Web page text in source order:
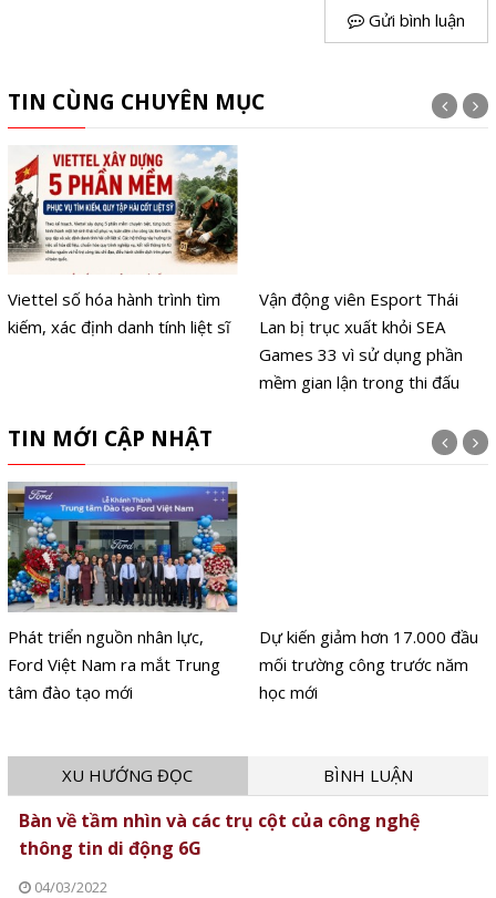
Gửi bình luận
TIN CÙNG CHUYÊN MỤC
Viettel số hóa hành trình tìm
kiếm, xác định danh tính liệt sĩ
Vận động viên Esport Thái
Lan bị trục xuất khỏi SEA
Games 33 vì sử dụng phần
mềm gian lận trong thi đấu
TIN MỚI CẬP NHẬT
Phát triển nguồn nhân lực,
Ford Việt Nam ra mắt Trung
tâm đào tạo mới
Dự kiến giảm hơn 17.000 đầu
mối trường công trước năm
học mới
XU HƯỚNG ĐỌC BÌNH LUẬN
Bàn về tầm nhìn và các trụ cột của công nghệ
thông tin di động 6G
04/03/2022